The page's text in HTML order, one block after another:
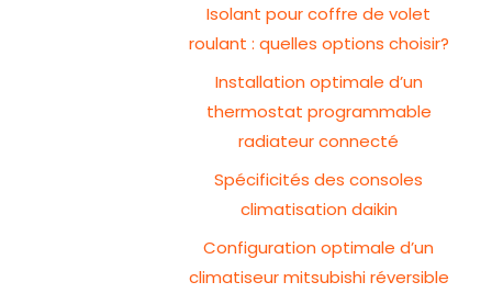
Isolant pour coffre de volet
roulant : quelles options choisir?
Installation optimale d’un
thermostat programmable
radiateur connecté
Spécificités des consoles
climatisation daikin
Configuration optimale d’un
climatiseur mitsubishi réversible